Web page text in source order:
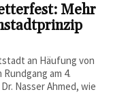
Mehr
an Häufung von
am 4.
Nasser Ahmed, wie